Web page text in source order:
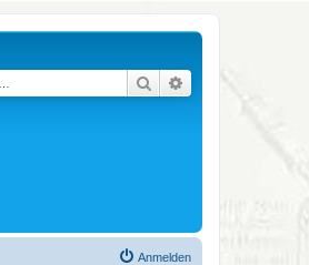
Suche Erweiterte Suche
Anmelden